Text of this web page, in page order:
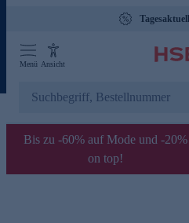
Menü Ansicht
Bis zu -60% auf Mode und -20%
on top!